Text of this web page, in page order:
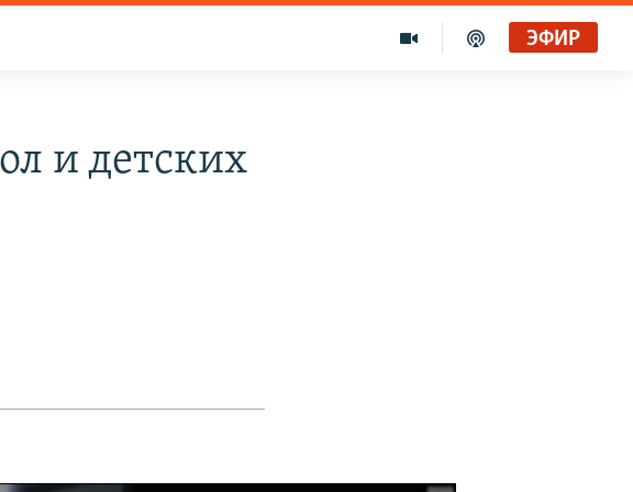
ЭФИР
и детских